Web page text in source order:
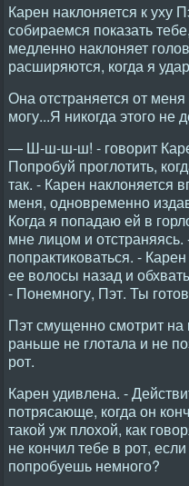
Карен наклоняется к уху
собираемся показать
медленно наклоняет
расширяются, когда я
Она отстраняется от
могу...Я никогда этого не
— Ш-ш-ш-ш! - говорит
Попробуй проглотить,
так. - Карен наклоняется
меня, одновременно
Когда я попадаю ей в
мне лицом и
попрактиковаться. -
ее волосы назад и
- Понемногу, Пэт. Ты
Пэт смущенно смотрит на
раньше не глотала и не
рот.
Карен удивлена. -
потрясающе, когда он
такой уж плохой, как
не кончил тебе в рот,
попробуешь немного?